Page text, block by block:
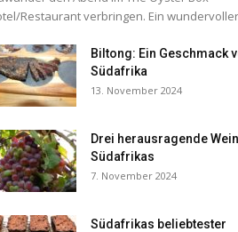
Restaurant verbringen. Ein
Biltong: Ein Geschmack
Südafrika
13. November 2024
Drei herausragende
Südafrikas
7. November 2024
Südafrikas beliebtester